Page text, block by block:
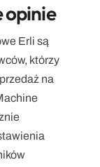
opinie
Erli są
którzy
na